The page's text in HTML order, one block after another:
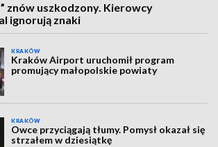
znów uszkodzony. Kierowcy
ignorują znaki
KRAKÓW
Kraków Airport uruchomił program
promujący małopolskie powiaty
KRAKÓW
Owce przyciągają tłumy. Pomysł okazał się
strzałem w dziesiątkę